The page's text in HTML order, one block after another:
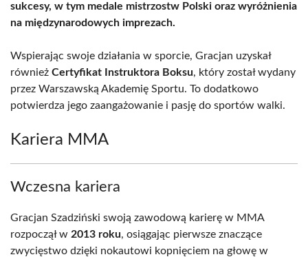
sukcesy, w tym medale mistrzostw Polski oraz wyróżnienia
na międzynarodowych imprezach.
Wspierając swoje działania w sporcie, Gracjan uzyskał
również Certyfikat Instruktora Boksu, który został wydany
przez Warszawską Akademię Sportu. To dodatkowo
potwierdza jego zaangażowanie i pasję do sportów walki.
Kariera MMA
Wczesna kariera
Gracjan Szadziński swoją zawodową karierę w MMA
rozpoczął w 2013 roku, osiągając pierwsze znaczące
zwycięstwo dzięki nokautowi kopnięciem na głowę w